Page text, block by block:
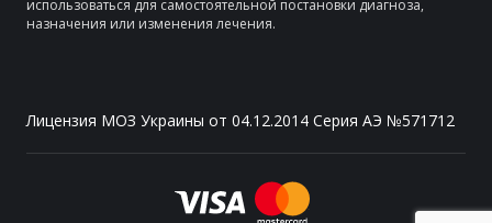
использоваться для самостоятельной постановки диагноза,
назначения или изменения лечения.
Лицензия МОЗ Украины от 04.12.2014 Серия АЭ №571712